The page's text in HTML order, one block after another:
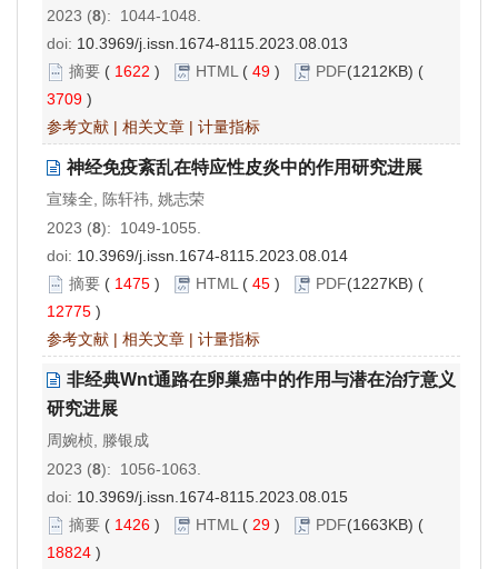
2023 (8): 1044-1048.
doi: 10.3969/j.issn.1674-8115.2023.08.013
摘要 ( 1622 ) HTML ( 49 ) PDF(1212KB) (
3709 )
参考文献 | 相关文章 | 计量指标
神经免疫紊乱在特应性皮炎中的作用研究进展
宣臻全, 陈轩祎, 姚志荣
2023 (8): 1049-1055.
doi: 10.3969/j.issn.1674-8115.2023.08.014
摘要 ( 1475 ) HTML ( 45 ) PDF(1227KB) (
12775 )
参考文献 | 相关文章 | 计量指标
非经典Wnt通路在卵巢癌中的作用与潜在治疗意义
研究进展
周婉桢, 滕银成
2023 (8): 1056-1063.
doi: 10.3969/j.issn.1674-8115.2023.08.015
摘要 ( 1426 ) HTML ( 29 ) PDF(1663KB) (
18824 )